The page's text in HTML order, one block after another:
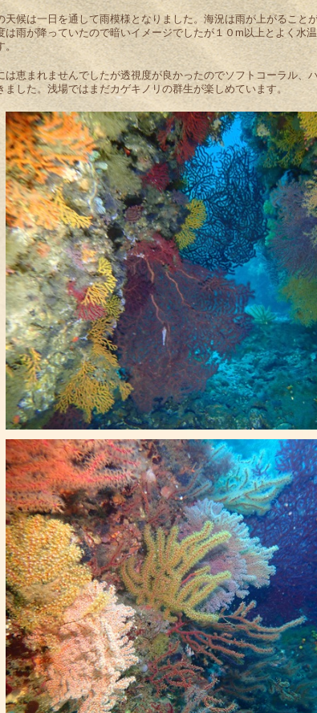
天候は一日を通して雨模様となりました。海況は雨が上がること
は雨が降っていたので暗いイメージでしたが１０m以上とよく水
。
は恵まれませんでしたが透視度が良かったのでソフトコーラル、
ました。浅場ではまだカゲキノリの群生が楽しめています。